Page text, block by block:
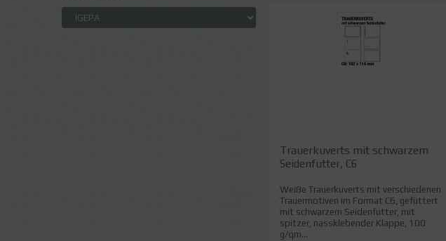
Trauerkuverts mit schwarzem
Seidenfutter, C6
Weiße Trauerkuverts mit verschiedenen
Trauermotiven im Format C6, gefüttert
mit schwarzem Seidenfutter, mit
spitzer, nassklebender Klappe, 100
g/qm...